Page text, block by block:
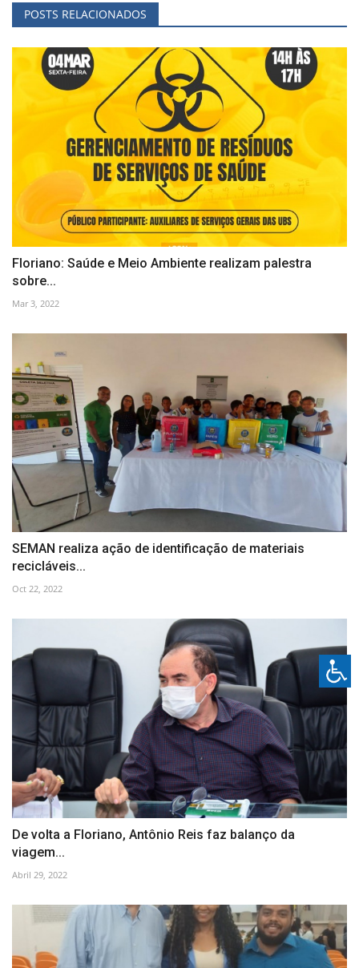
POSTS RELACIONADOS
Floriano: Saúde e Meio Ambiente realizam palestra
sobre...
Mar 3, 2022
SEMAN realiza ação de identificação de materiais
recicláveis...
Oct 22, 2022
De volta a Floriano, Antônio Reis faz balanço da
viagem...
Abril 29, 2022